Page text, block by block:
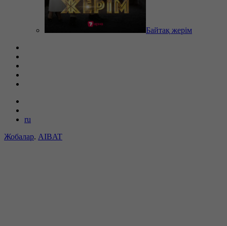
Байтақ жерім
ru
Жобалар. AIBAT